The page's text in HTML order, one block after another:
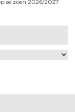
seizoen 2026/2027